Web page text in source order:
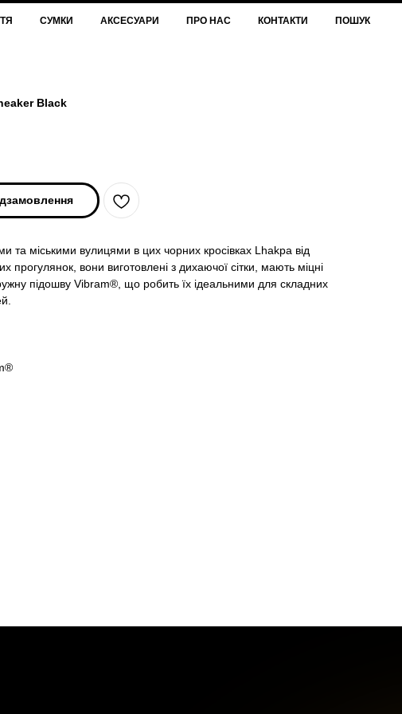
СУМКИ АКСЕСУАРИ ПРО НАС КОНТАКТИ ПОШУК
Black
та міськими вулицями в цих чорних кросівках Lhakpa від
прогулянок, вони виготовлені з дихаючої сітки, мають міцні
підошву Vibram®, що робить їх ідеальними для складних